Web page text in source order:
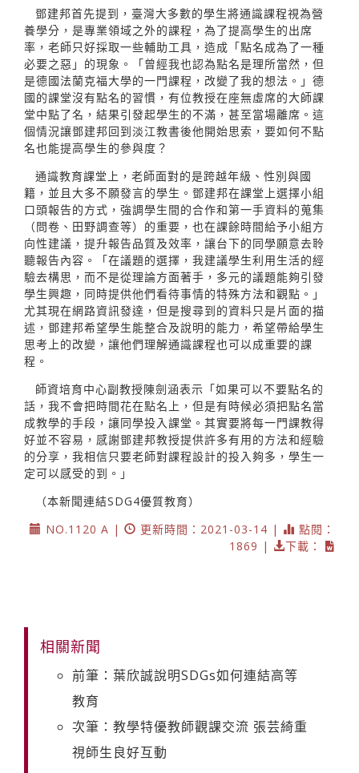
鄧建邦首先提到，臺灣大多數的學生將通識課程視為營
養學分，是專業領域之外的課程，為了提高學生的出席
率，老師只好採取一些輔助工具，造成「點名成為了一種
必要之惡」的現象。「曾經我也認為點名是理所當然，但
是德國法蘭克福大學的一門課程，改變了我的想法。」德
國的課堂沒有點名的習慣，有位教授在座無虛席的大師課
堂中點了名，結果引發起學生的不滿，甚至當場離席。這
個情況讓鄧建邦回到淡江教書後他開始思索，要如何不點
名也能提高學生的參與度？
通識教育課堂上，老師面對的是跨越年級、性別與國
籍，並且大多不願發言的學生。鄧建邦在課堂上選擇小組
口頭報告的方式，強調學生間的合作和第一手資料的蒐集
（問卷、田野調查等）的重要，也在課餘時間給予小組方
向性建議，提升報告品質及效率，讓台下的同學願意去聆
聽報告內容。「在議題的選擇，我建議學生利用生活的經
驗去構思，而不是從理論方面著手，多元的議題能夠引發
學生興趣，同時提供他們看待事情的特殊方法和觀點。」
尤其現在網路資訊發達，但是搜尋到的資料只是片面的描
述，鄧建邦希望學生能整合及說明的能力，希望帶給學生
思考上的改變，讓他們理解通識課程也可以成重要的課
程。
師資培育中心副教授陳劍涵表示「如果可以不要點名的
話，我不會把時間花在點名上，但是有時候必須把點名當
成教學的手段，讓同學投入課堂。其實要將每一門課教得
好並不容易，感謝鄧建邦教授提供許多有用的方法和經驗
的分享，我相信只要老師對課程設計的投入夠多，學生一
定可以感受的到。」
（本新聞連結SDG4優質教育）
NO.1120 A |
更新時間：2021-03-14 |
點閱：
1869 |
下載：
相關新聞
前筆：葉欣誠說明SDGs如何連結高等
教育
次筆：教學特優教師觀課交流 張芸綺重
視師生良好互動